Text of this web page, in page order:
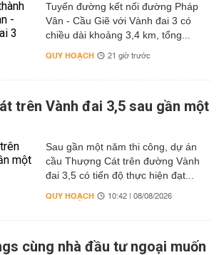
Tuyến đường kết nối đường Pháp
Vân - Cầu Giẽ với Vành đai 3 có
chiều dài khoảng 3,4 km, tổng...
QUY HOẠCH 21 giờ trước
trên Vành đai 3,5 sau gần một
Sau gần một năm thi công, dự án
cầu Thượng Cát trên đường Vành
đai 3,5 có tiến độ thực hiện đạt...
QUY HOẠCH 10:42 | 08/08/2026
cùng nhà đầu tư ngoại muốn